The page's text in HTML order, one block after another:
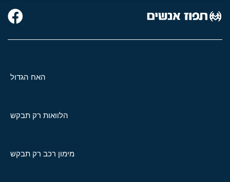
האח הגדול
הלוואות רק תבקש
מימון רכב רק תבקש